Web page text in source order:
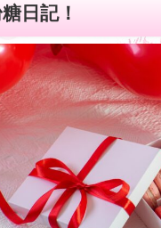
日記！